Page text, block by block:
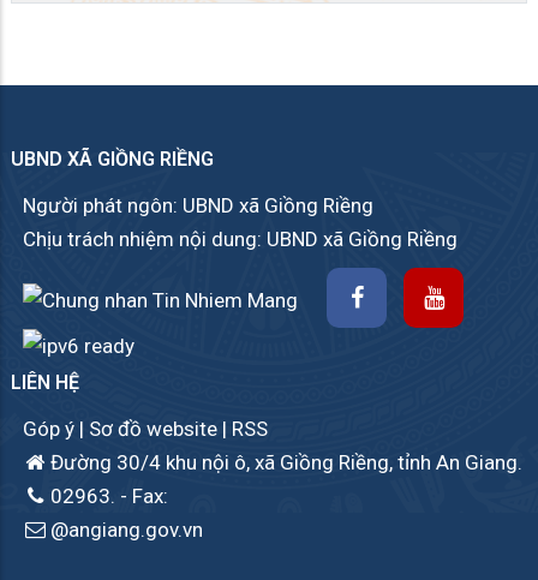
UBND XÃ GIỒNG RIỀNG
Người phát ngôn: UBND xã Giồng Riềng
Chịu trách nhiệm nội dung: UBND xã Giồng Riềng
LIÊN HỆ
Góp ý | Sơ đồ website | RSS
Đường 30/4 khu nội ô, xã Giồng Riềng, tỉnh An Giang.
02963. - Fax:
@angiang.gov.vn